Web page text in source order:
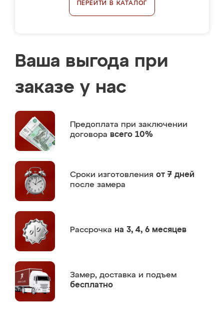
ПЕРЕЙТИ В КАТАЛОГ
Ваша выгода при
заказе у нас
Предоплата при заключении
договора всего 10%
Сроки изготовления от 7 дней
после замера
Рассрочка на 3, 4, 6 месяцев
Замер, доставка и подъем
бесплатно